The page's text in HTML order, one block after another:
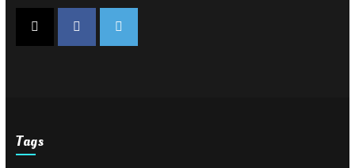
Tags